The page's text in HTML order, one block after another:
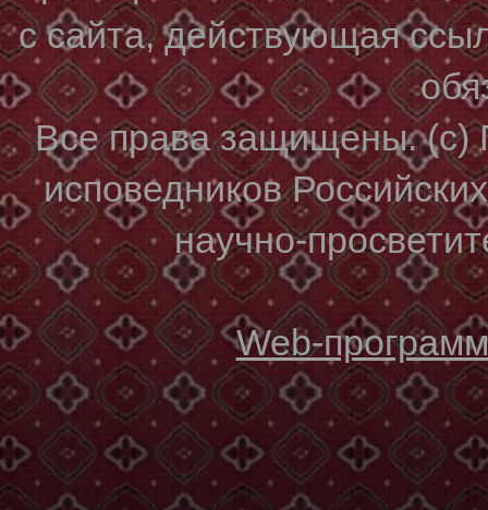
с сайта, действующая
Все права защищены. (с)
исповедников
научно-
Web-